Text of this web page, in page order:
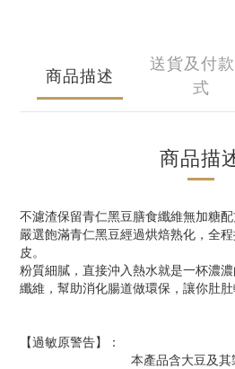
商品描述
送貨及付
式
商品描
不濾渣保留青仁黑豆膳食纖維無加糖配
嚴選飽滿青仁黑豆經過烘焙熟化，全
皮。
粉質細膩，直接沖入熱水就是一杯濃
纖維，幫助消化腸道做環保，讓你肚肚
【過敏原警告】：
本產品含大豆及其製品，